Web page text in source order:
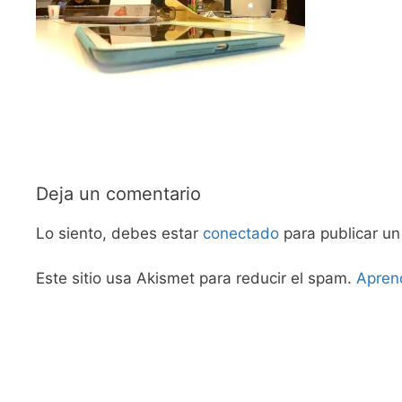
Deja un comentario
Lo siento, debes estar conectado para publicar
Este sitio usa Akismet para reducir el spam.